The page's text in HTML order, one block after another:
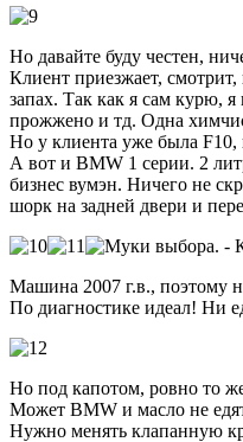
Но давайте буду честен,
Клиент приезжает,
запах. Так как я сам курю,
прожжено и тд. Одна
Но у клиента уже была F10,
А вот и BMW 1 серии. 2
бизнес вумэн. Ничего не
шорк на задней двери и
Машина 2007 г.в., поэтому
По диагностике идеал! Ни
Но под капотом, ровно то
Может BMW и масло не
Нужно менять клапанную